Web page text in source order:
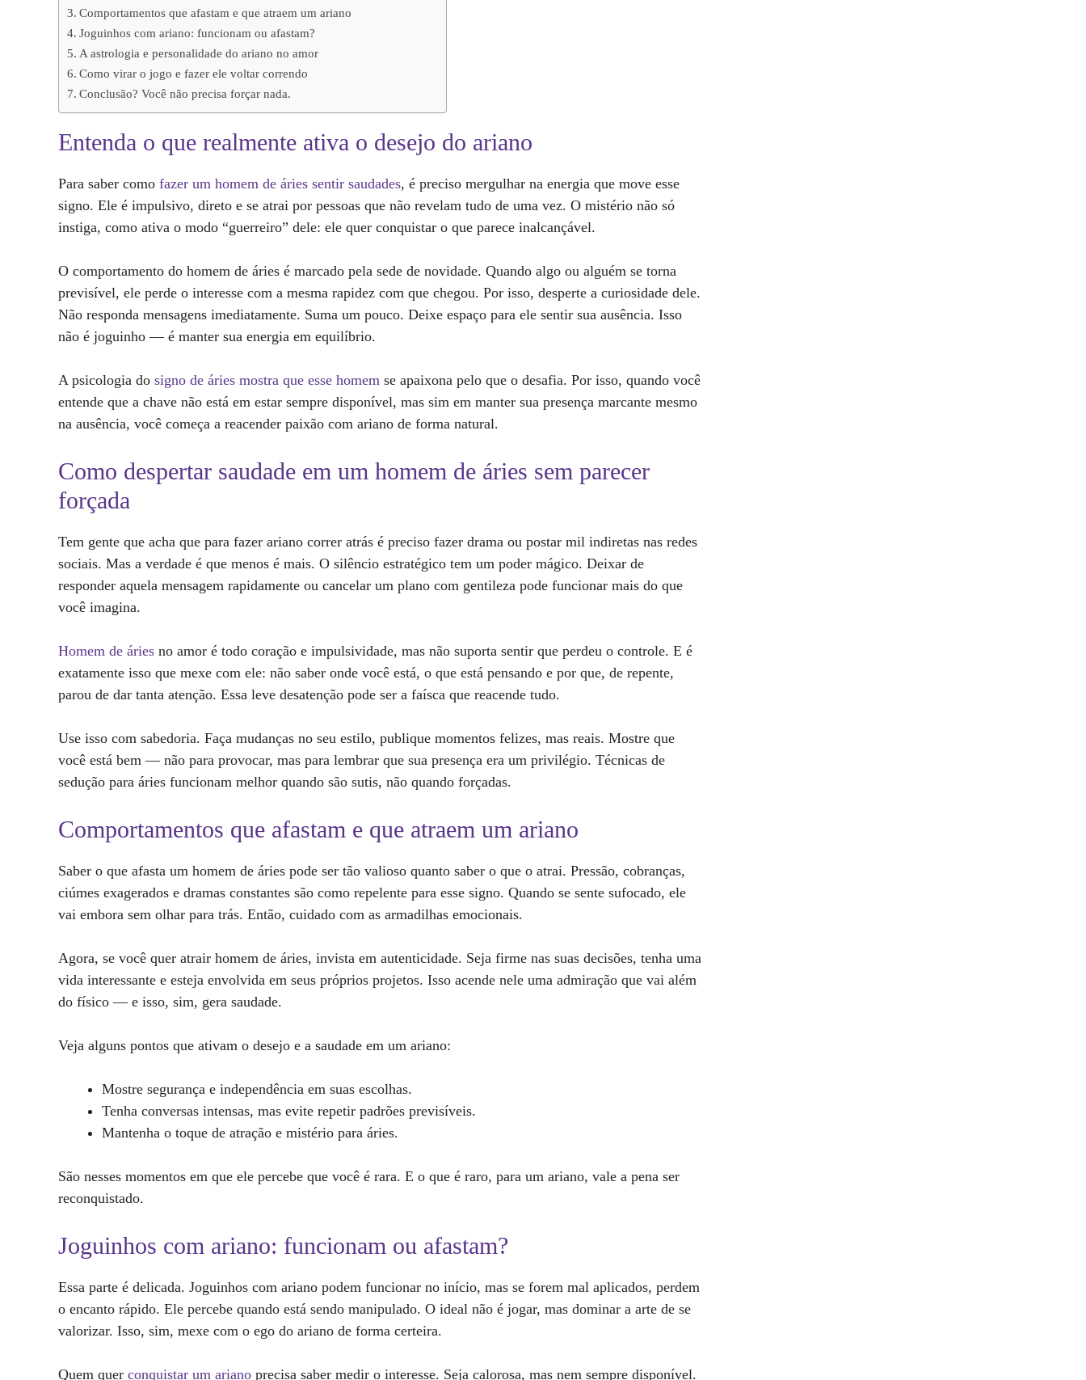
Comportamentos que afastam e que atraem um ariano
Joguinhos com ariano: funcionam ou afastam?
A astrologia e personalidade do ariano no amor
Como virar o jogo e fazer ele voltar correndo
Conclusão? Você não precisa forçar nada.
Entenda o que realmente ativa o desejo do ariano
Para saber como fazer um homem de áries sentir saudades, é preciso mergulhar na energia que move esse
signo. Ele é impulsivo, direto e se atrai por pessoas que não revelam tudo de uma vez. O mistério não só
instiga, como ativa o modo “guerreiro” dele: ele quer conquistar o que parece inalcançável.
O comportamento do homem de áries é marcado pela sede de novidade. Quando algo ou alguém se torna
previsível, ele perde o interesse com a mesma rapidez com que chegou. Por isso, desperte a curiosidade dele.
Não responda mensagens imediatamente. Suma um pouco. Deixe espaço para ele sentir sua ausência. Isso
não é joguinho — é manter sua energia em equilíbrio.
A psicologia do signo de áries mostra que esse homem se apaixona pelo que o desafia. Por isso, quando você
entende que a chave não está em estar sempre disponível, mas sim em manter sua presença marcante mesmo
na ausência, você começa a reacender paixão com ariano de forma natural.
Como despertar saudade em um homem de áries sem parecer
forçada
Tem gente que acha que para fazer ariano correr atrás é preciso fazer drama ou postar mil indiretas nas redes
sociais. Mas a verdade é que menos é mais. O silêncio estratégico tem um poder mágico. Deixar de
responder aquela mensagem rapidamente ou cancelar um plano com gentileza pode funcionar mais do que
você imagina.
Homem de áries no amor é todo coração e impulsividade, mas não suporta sentir que perdeu o controle. E é
exatamente isso que mexe com ele: não saber onde você está, o que está pensando e por que, de repente,
parou de dar tanta atenção. Essa leve desatenção pode ser a faísca que reacende tudo.
Use isso com sabedoria. Faça mudanças no seu estilo, publique momentos felizes, mas reais. Mostre que
você está bem — não para provocar, mas para lembrar que sua presença era um privilégio. Técnicas de
sedução para áries funcionam melhor quando são sutis, não quando forçadas.
Comportamentos que afastam e que atraem um ariano
Saber o que afasta um homem de áries pode ser tão valioso quanto saber o que o atrai. Pressão, cobranças,
ciúmes exagerados e dramas constantes são como repelente para esse signo. Quando se sente sufocado, ele
vai embora sem olhar para trás. Então, cuidado com as armadilhas emocionais.
Agora, se você quer atrair homem de áries, invista em autenticidade. Seja firme nas suas decisões, tenha uma
vida interessante e esteja envolvida em seus próprios projetos. Isso acende nele uma admiração que vai além
do físico — e isso, sim, gera saudade.
Veja alguns pontos que ativam o desejo e a saudade em um ariano:
Mostre segurança e independência em suas escolhas.
Tenha conversas intensas, mas evite repetir padrões previsíveis.
Mantenha o toque de atração e mistério para áries.
São nesses momentos em que ele percebe que você é rara. E o que é raro, para um ariano, vale a pena ser
reconquistado.
Joguinhos com ariano: funcionam ou afastam?
Essa parte é delicada. Joguinhos com ariano podem funcionar no início, mas se forem mal aplicados, perdem
o encanto rápido. Ele percebe quando está sendo manipulado. O ideal não é jogar, mas dominar a arte de se
valorizar. Isso, sim, mexe com o ego do ariano de forma certeira.
Quem quer conquistar um ariano precisa saber medir o interesse. Seja calorosa, mas nem sempre disponível.